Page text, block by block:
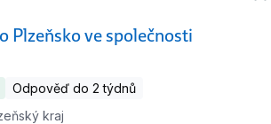
Plzeňsko ve společnosti
Odpověď do 2 týdnů
kraj